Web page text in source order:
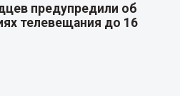
предупредили об
телевещания до 16